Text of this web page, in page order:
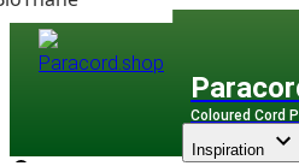
Coloured Cord
Inspiration